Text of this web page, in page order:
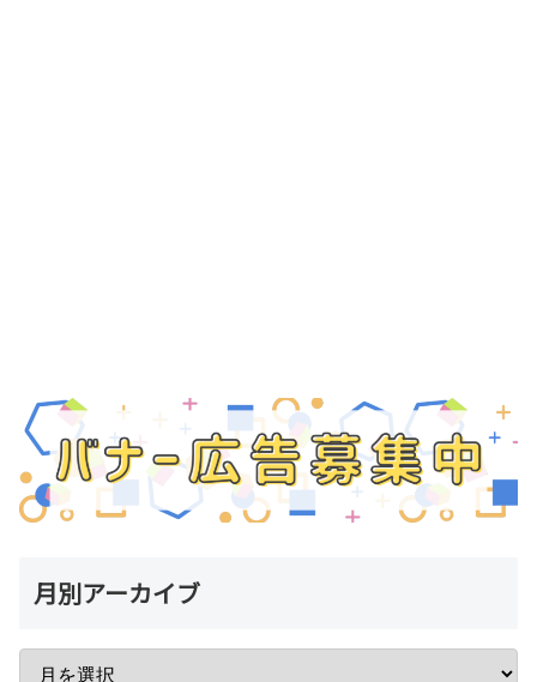
月別アーカイブ